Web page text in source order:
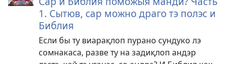
1. Сытюв, сар можно драго тэ полэс и
Библия
Если бы ту виарақлоп пурано сундуко лэ
сомнакаса, разве ту на задиқлоп андэр